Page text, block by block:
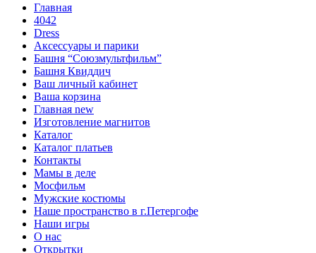
Главная
4042
Dress
Аксессуары и парики
Башня “Союзмультфильм”
Башня Квиддич
Ваш личный кабинет
Ваша корзина
Главная new
Изготовление магнитов
Каталог
Каталог платьев
Контакты
Мамы в деле
Мосфильм
Мужские костюмы
Наше пространство в г.Петергофе
Наши игры
О нас
Открытки